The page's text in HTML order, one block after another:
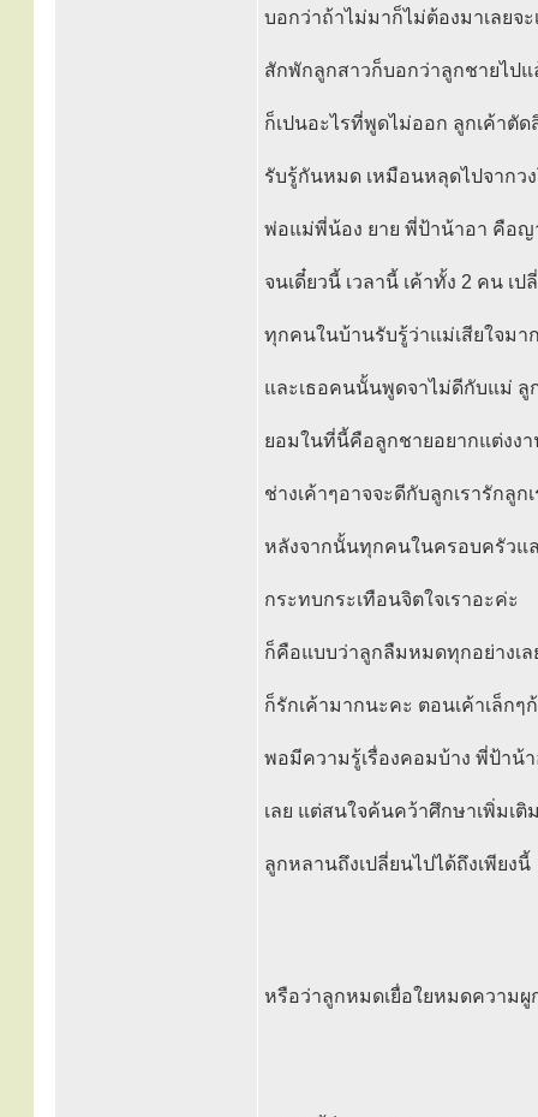
บอกว่าถ้าไม่มาก็ไม่ต้องมาเลยจ
สักพักลูกสาวก็บอกว่าลูกชายไป
ก็เปนอะไรที่พูดไม่ออก ลูกเค้าตั
รับรู้กันหมด เหมือนหลุดไปจากว
พ่อแม่พี่น้อง ยาย พี่ป้าน้าอา คือญ
จนเดี๋ยวนี้ เวลานี้ เค้าทั้ง 2 คน เ
ทุกคนในบ้านรับรู้ว่าแม่เสียใจมา
และเธอคนนั้นพูดจาไม่ดีกับแม่ ลู
ยอมในที่นี้คือลูกชายอยากแต่งง
ช่างเค้าๆอาจจะดีกับลูกเรารักลูก
หลังจากนั้นทุกคนในครอบครัวแ
กระทบกระเทือนจิตใจเราอะค่ะ
ก็คือแบบว่าลูกลืมหมดทุกอย่างเ
ก็รักเค้ามากนะคะ ตอนเค้าเล็กๆ
พอมีความรู้เรื่องคอมบ้าง พี่ป้าน้
เลย แต่สนใจค้นคว้าศึกษาเพิ่มเ
ลูกหลานถึงเปลี่ยนไปได้ถึงเพียงนี้
หรือว่าลูกหมดเยื่อใยหมดความ